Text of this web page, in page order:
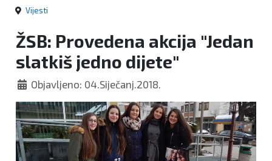
Vijesti
ŽSB: Provedena akcija "Jedan
slatkiš jedno dijete"
Objavljeno: 04.Siječanj.2018.